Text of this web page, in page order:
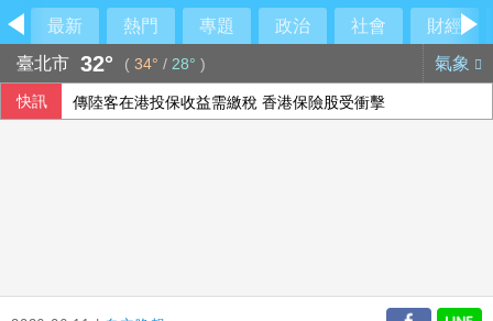
最新 熱門 專題 政治 社會
財經
臺北市 32° ( 34° / 28° ) 氣象
快訊 傳陸客在港投保收益需繳稅 香港保險股受衝擊